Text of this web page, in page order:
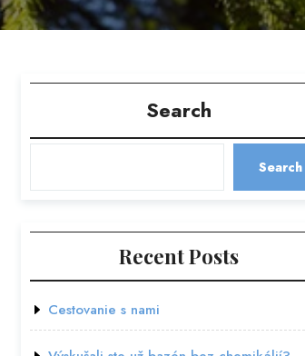
Search
Search
Recent Posts
Cestovanie s nami